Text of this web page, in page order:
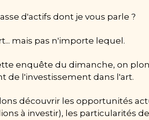
d'actifs dont je vous parle ?
mais pas n'importe lequel.
enquête du dimanche, on
de l'investissement dans l'art.
découvrir les opportunités
à investir), les particularités